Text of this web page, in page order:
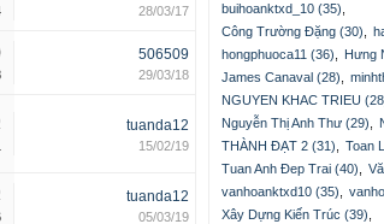
28/03/17
506509
29/03/18
tuanda12
15/02/19
tuanda12
05/03/19
buihoanktxd_10 (35)
Công Trường Đặng (30)
hongphuoca11 (36)
Hưng
James Canaval (28)
NGUYEN KHAC TRIEU
Nguyễn Thị Anh Thư (29)
THÀNH ĐẠT 2 (31)
Toan
Tuan Anh Đep Trai (40)
vanhoanktxd10 (35)
Xây Dựng Kiến Trúc (39)